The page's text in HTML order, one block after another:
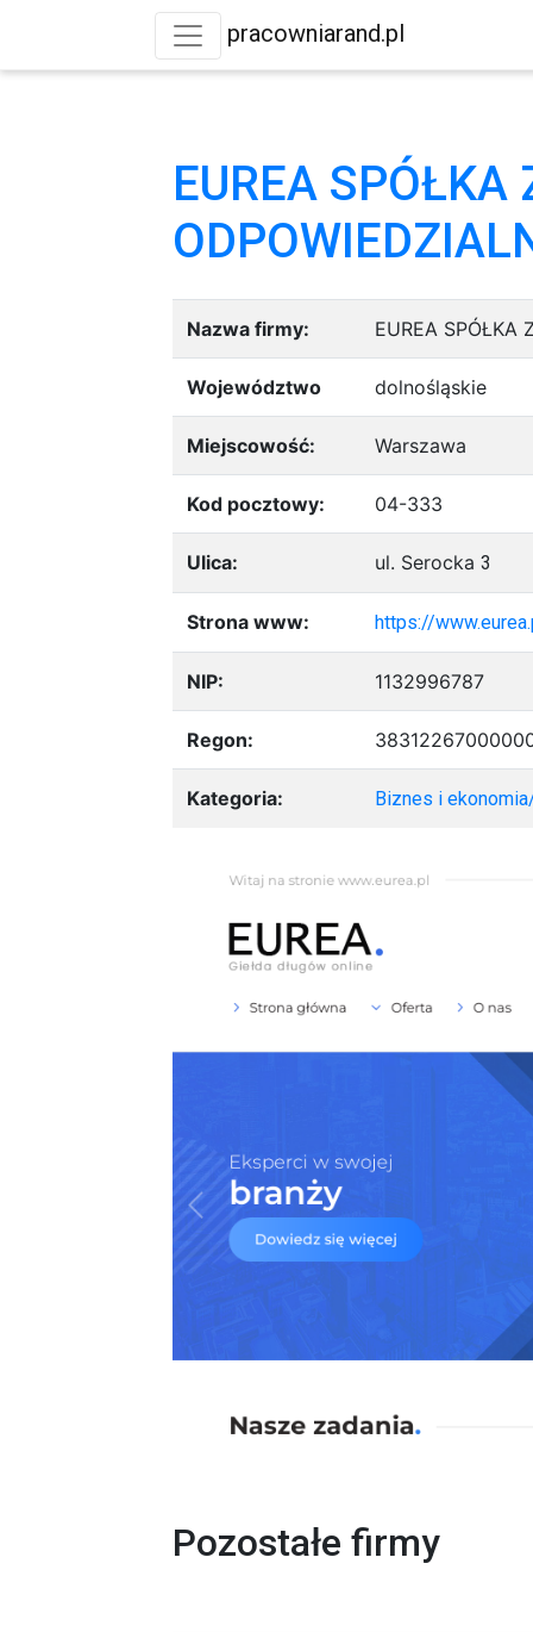
pracowniarand.pl
EUREA
Nazwa firmy: EUREA SPÓŁKA
Województwo dolnośląskie
Miejscowość: Warszawa
Kod pocztowy: 04-333
Ulica: ul. Serocka 3
Strona www: https://
NIP: 1132996787
Regon:
Kategoria: Biznes i
Pozostałe firmy